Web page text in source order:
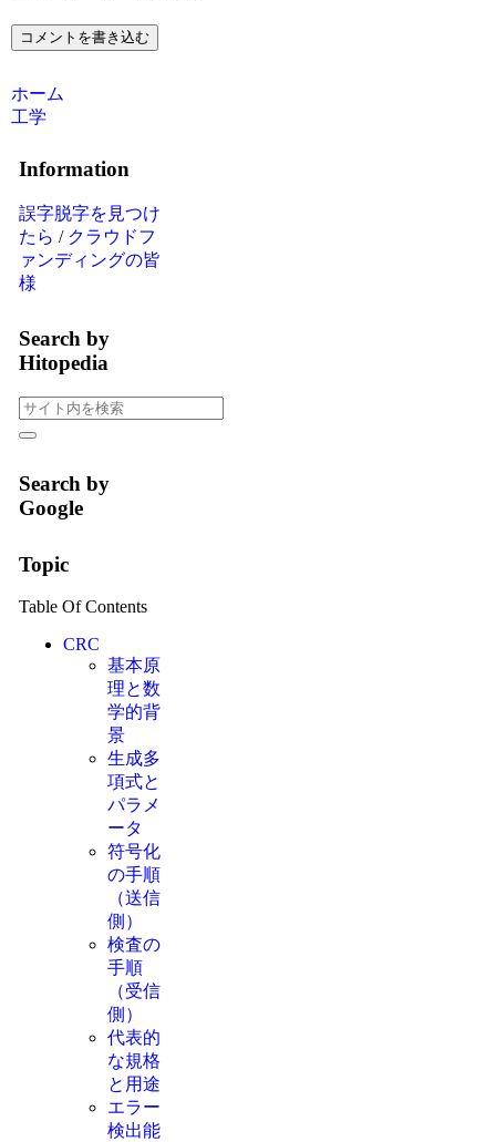
コメントを書き込む
ホーム
工学
Information
誤字脱字を見つけ
たら / クラウドフ
ァンディングの皆
様
Search by
Hitopedia
Search by
Google
Topic
Table Of Contents
CRC
基本原
理と数
学的背
景
生成多
項式と
パラメ
ータ
符号化
の手順
（送信
側）
検査の
手順
（受信
側）
代表的
な規格
と用途
エラー
検出能